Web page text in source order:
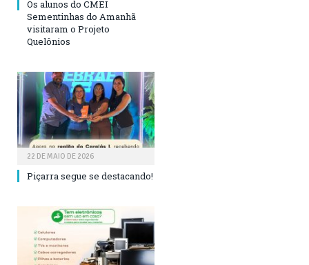
Os alunos do CMEI
Sementinhas do Amanhã
visitaram o Projeto
Quelônios
22 DE MAIO DE 2026
Piçarra segue se destacando!